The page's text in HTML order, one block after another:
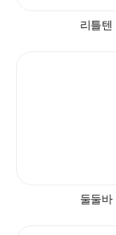
리틀텐
둘둘바